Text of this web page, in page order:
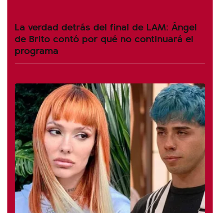
La verdad detrás del final de LAM: Ángel
de Brito contó por qué no continuará el
programa